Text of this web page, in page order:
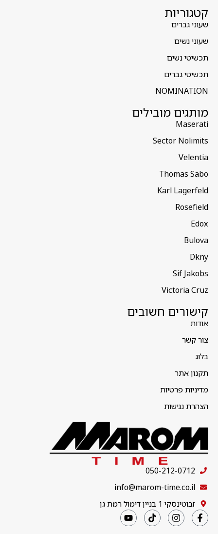
קטגוריות
שעוני גברים
שעוני נשים
תכשיטי נשים
תכשיטי גברים
NOMINATION
מותגים מובילים
Maserati
Sector Nolimits
Velentia
Thomas Sabo
Karl Lagerfeld
Rosefield
Edox
Bulova
Dkny
Sif Jakobs
Victoria Cruz
קישורים חשובים
אודות
צור קשר
בלוג
תקנון אתר
מדיניות פרטיות
הצהרת נגישות
050-212-0712
info@marom-time.co.il
זבוטינסקי 1 בניין דימול רמת גן